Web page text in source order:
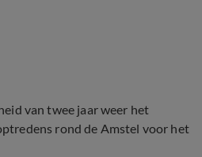
van twee jaar weer het
rond de Amstel voor het